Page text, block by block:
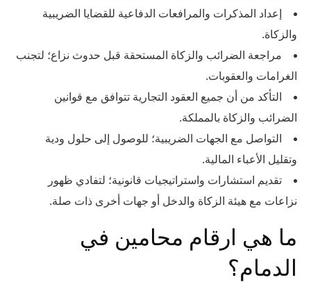
إعداد المذكرات والمرافعات الدفاعية للقضايا الضريبية
والزكاة.
مراجعة الضرائب والزكاة المستحقة قبل حدوث نزاع؛ لتجنب
الغرامات والعقوبات.
التأكد من أن جميع العقود التجارية تتوافق مع قوانين
الضرائب والزكاة بالمملكة.
التواصل مع الجهات الضريبية؛ للوصول إلى حلول ودية
وتقليل الأعباء المالية.
تقديم استشارات واستراتيجيات قانونية؛ لتفادي ظهور
نزاعات مع هيئة الزكاة والدخل أو جهات أخرى ذات صلة.
ما هي ارقام محامين في
الدمام؟